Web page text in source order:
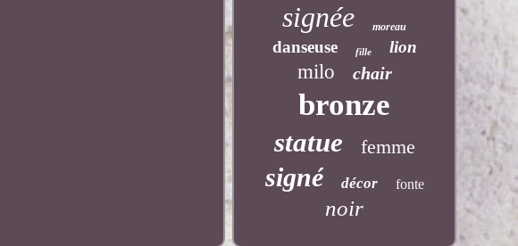
signée moreau
danseuse fille lion
milo chair
bronze
statue femme
signé décor fonte
noir